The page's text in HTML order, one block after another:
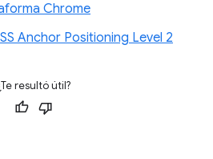
Chrome
Anchor Positioning Level 2
resultó útil?